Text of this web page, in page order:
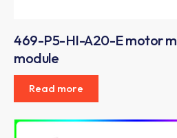
469-P5-HI-A20-E motor
module
Read more